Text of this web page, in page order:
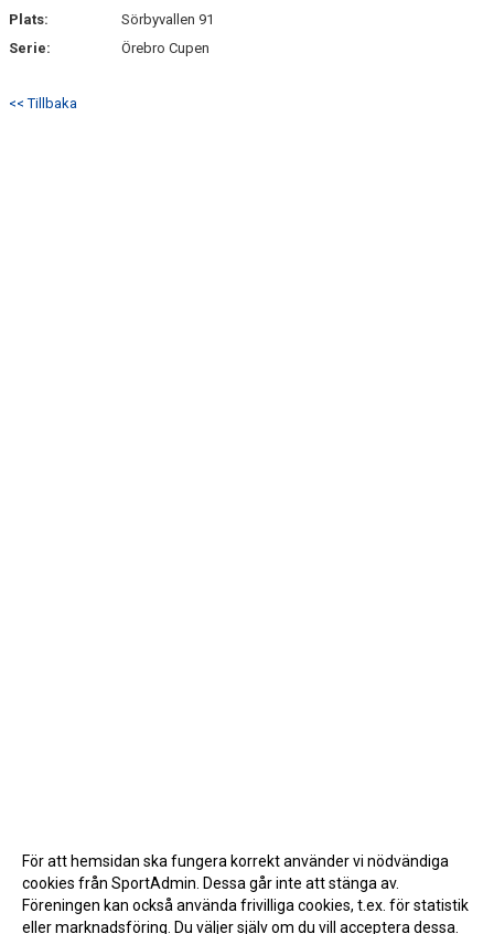
Plats:
Sörbyvallen 91
Serie:
Örebro Cupen
<< Tillbaka
För att hemsidan ska fungera korrekt använder vi nödvändiga
cookies från SportAdmin. Dessa går inte att stänga av.
Föreningen kan också använda frivilliga cookies, t.ex. för statistik
eller marknadsföring. Du väljer själv om du vill acceptera dessa.